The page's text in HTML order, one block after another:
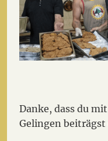
Danke, dass du
Gelingen beiträgst